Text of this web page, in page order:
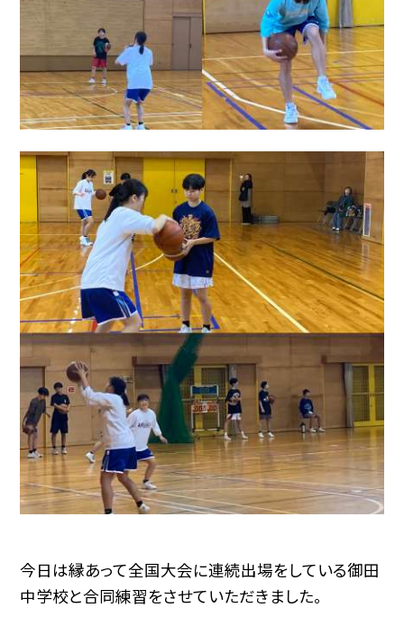
今日は縁あって全国大会に連続出場をしている御田
中学校と合同練習をさせていただきました。